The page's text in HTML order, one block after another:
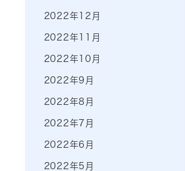
2022年12月
2022年11月
2022年10月
2022年9月
2022年8月
2022年7月
2022年6月
2022年5月